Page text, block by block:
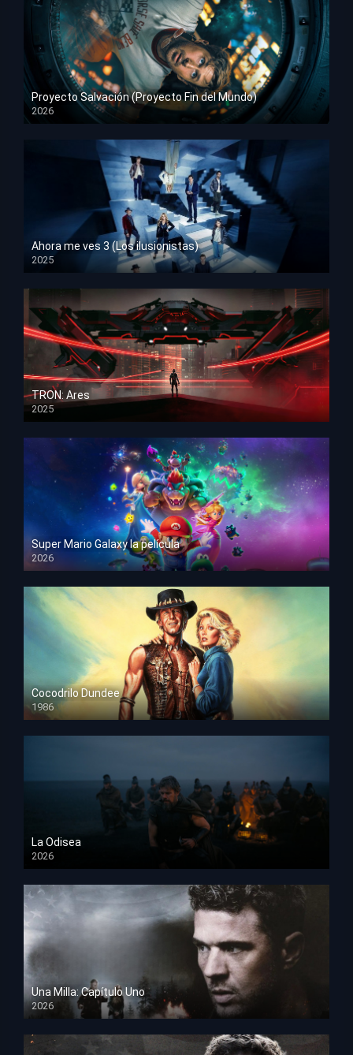
Proyecto Salvación (Proyecto Fin del Mundo)
2026
HD 1080p
Ahora me ves 3 (Los ilusionistas)
2025
HD 1080p
TRON: Ares
2025
HD 1080p
Super Mario Galaxy la película
2026
HD 1080p
Cocodrilo Dundee
1986
HD 1080p
La Odisea
2026
TS Screener
Una Milla: Capítulo Uno
2026
HD 1080p